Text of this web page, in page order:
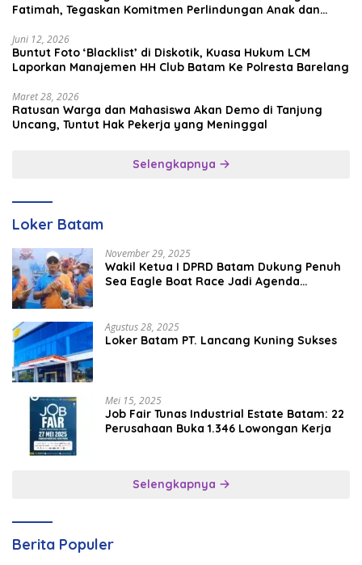
Fatimah, Tegaskan Komitmen Perlindungan Anak dan
Juni 12, 2026
Buntut Foto ‘Blacklist’ di Diskotik, Kuasa Hukum LCM
Laporkan Manajemen HH Club Batam Ke Polresta Barelang
Maret 28, 2026
Ratusan Warga dan Mahasiswa Akan Demo di Tanjung
Uncang, Tuntut Hak Pekerja yang Meninggal
Selengkapnya
Loker Batam
November 29, 2025
Wakil Ketua I DPRD Batam Dukung Penuh
Sea Eagle Boat Race Jadi Agenda
Agustus 28, 2025
Loker Batam PT. Lancang Kuning Sukses
Mei 15, 2025
Job Fair Tunas Industrial Estate Batam: 22
Perusahaan Buka 1.346 Lowongan Kerja
Selengkapnya
Berita Populer